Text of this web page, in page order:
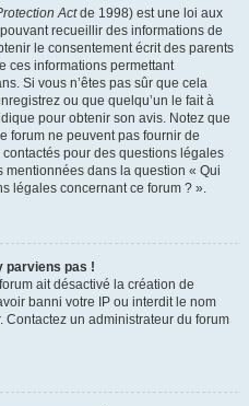
Actde 1998) est une loi aux
recueillir des informations de
le consentement écrit des parents
ces informations permettant
Si vous n’êtes pas sûr que cela
ou que quelqu’un le fait à
pour obtenir son avis. Notez que
forum ne peuvent pas fournir de
pour des questions légales
mentionnées dans la question « Qui
légales concernant ce forum ? ».
parviens pas !
ait désactivé la création de
banni votre IP ou interdit le nom
Contactez un administrateur du forum